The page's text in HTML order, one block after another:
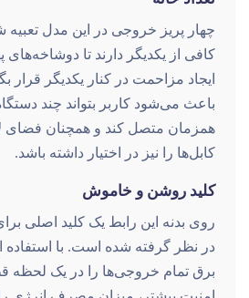
تعداد خانه
چهار پریز خروجی در این مدل تعبیه
کافی از یکدیگر دارند تا دوشاخه‌های
ایجاد مزاحمت در کنار یکدیگر قرار
باعث می‌شود کاربر بتواند چند
همزمان متصل کند و همچنان فضای
کابل‌ها را نیز در اختیار داشته باشد.
کلید روشن و خاموش
روی بدنه این رابط یک کلید اصلی
در نظر گرفته شده است. با استفاده
برق تمام خروجی‌ها را در یک لحظه